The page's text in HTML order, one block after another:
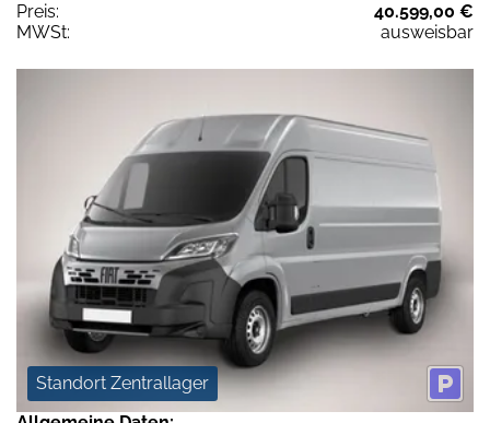
Preis:
40.599,00 €
MWSt:
ausweisbar
Standort Zentrallager